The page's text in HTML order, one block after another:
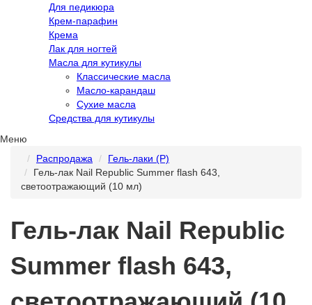
Для педикюра
Крем-парафин
Крема
Лак для ногтей
Масла для кутикулы
Классические масла
Масло-карандаш
Сухие масла
Средства для кутикулы
Меню
Распродажа
Гель-лаки (Р)
Гель-лак Nail Republic Summer flash 643,
светоотражающий (10 мл)
Гель-лак Nail Republic
Summer flash 643,